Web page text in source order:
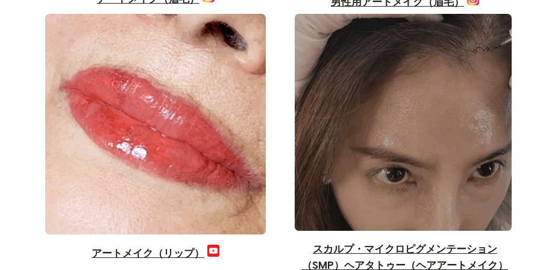
アートメイク（リップ）
スカルプ・マイクロピグメンテーション
（SMP）ヘアタトゥー（ヘアアートメイク）